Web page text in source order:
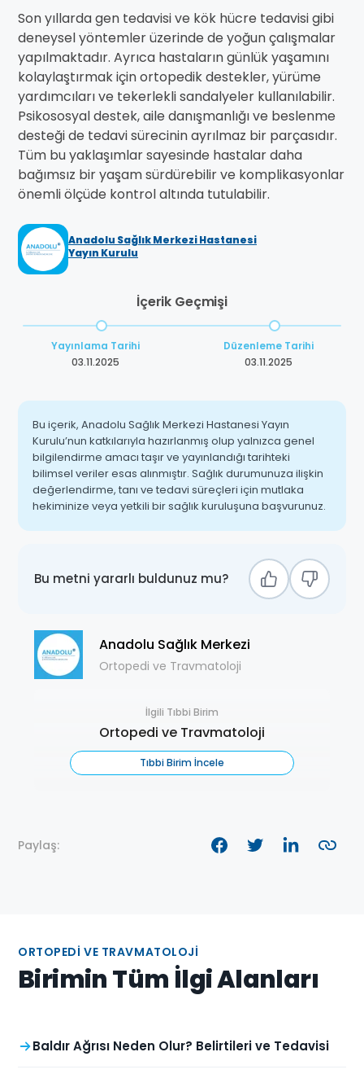
Son yıllarda gen tedavisi ve kök hücre tedavisi gibi
deneysel yöntemler üzerinde de yoğun çalışmalar
yapılmaktadır. Ayrıca hastaların günlük yaşamını
kolaylaştırmak için ortopedik destekler, yürüme
yardımcıları ve tekerlekli sandalyeler kullanılabilir.
Psikososyal destek, aile danışmanlığı ve beslenme
desteği de tedavi sürecinin ayrılmaz bir parçasıdır.
Tüm bu yaklaşımlar sayesinde hastalar daha
bağımsız bir yaşam sürdürebilir ve komplikasyonlar
önemli ölçüde kontrol altında tutulabilir.
Anadolu Sağlık Merkezi Hastanesi
Yayın Kurulu
İçerik Geçmişi
Yayınlama Tarihi
03.11.2025
Düzenleme Tarihi
03.11.2025
Bu içerik, Anadolu Sağlık Merkezi Hastanesi Yayın
Kurulu’nun katkılarıyla hazırlanmış olup yalnızca genel
bilgilendirme amacı taşır ve yayınlandığı tarihteki
bilimsel veriler esas alınmıştır. Sağlık durumunuza ilişkin
değerlendirme, tanı ve tedavi süreçleri için mutlaka
hekiminize veya yetkili bir sağlık kuruluşuna başvurunuz.
Bu metni yararlı buldunuz mu?
Anadolu Sağlık Merkezi
Ortopedi ve Travmatoloji
İlgili Tıbbi Birim
Ortopedi ve Travmatoloji
Tıbbi Birim İncele
Paylaş:
ORTOPEDI VE TRAVMATOLOJI
Birimin Tüm İlgi Alanları
Baldır Ağrısı Neden Olur? Belirtileri ve Tedavisi